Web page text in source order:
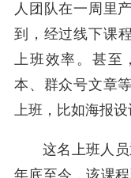
人团队在一周里
到，经过线下课
上班效率。甚至
本、群众号文章
上班，比如海报设
这名上班人
年底至今，该课